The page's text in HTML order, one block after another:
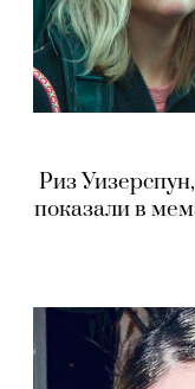
Риз
показали в